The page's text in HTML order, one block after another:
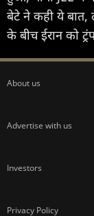
बेटे ने कही ये बात,
के बीच ईरान को
About us
Advertise with us
Investors
Privacy Policy